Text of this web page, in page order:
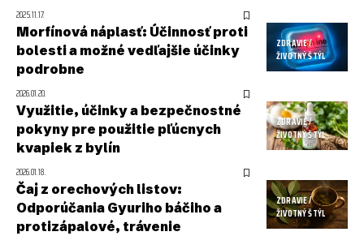
2025.11.17.
ZDRAVIE /
ŽIVOTNÝ ŠTÝL
Morfínová náplasť: Účinnosť proti
bolesti a možné vedľajšie účinky
podrobne
2026.01.20.
ZDRAVIE /
ŽIVOTNÝ ŠTÝL
Využitie, účinky a bezpečnostné
pokyny pre použitie pľúcnych
kvapiek z bylín
2026.01.18.
ZDRAVIE /
ŽIVOTNÝ ŠTÝL
Čaj z orechových listov:
Odporúčania Gyuriho báčiho a
protizápalové, trávenie